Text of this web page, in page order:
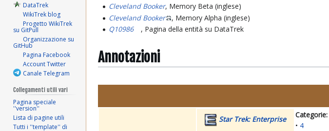
Cleveland Booker, Memory Beta (inglese)
Cleveland Booker
, Memory Alpha (inglese)
Q10986
, Pagina della entità su DataTrek
Annotazioni
Star Trek: Enterprise
4
DataTrek
WikiTrek blog
Progetto WikiTrek
su GitPull
Organizzazione su
GitHub
Pagina Facebook
Account Twitter
Canale Telegram
Collegamenti utili vari
Pagina speciale
''version''
Lista di pagine utili
Tutti i ''template'' di